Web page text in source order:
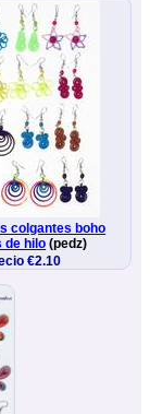
colgantes boho
de hilo (pedz)
€2.10